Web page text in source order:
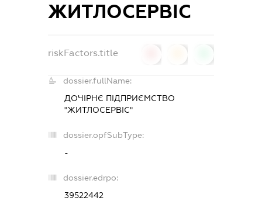
ЖИТЛОСЕРВІС
riskFactors.title
dossier.fullName:
ДОЧІРНЄ ПІДПРИЄМСТВО
"ЖИТЛОСЕРВІС"
dossier.opfSubType:
-
dossier.edrpo:
39522442